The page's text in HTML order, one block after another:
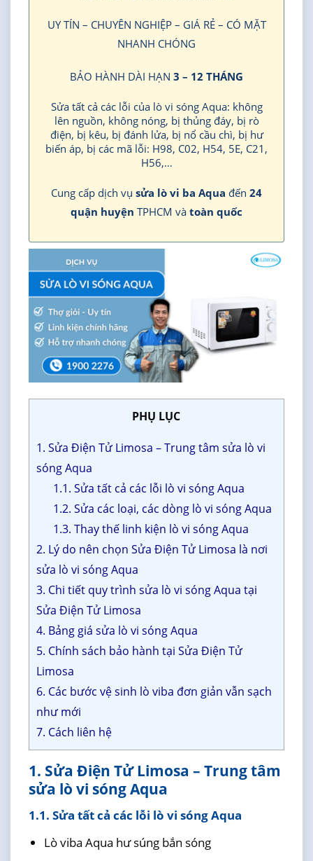
UY TÍN – CHUYÊN NGHIỆP – GIÁ RẺ – CÓ MẶT
NHANH CHÓNG
BẢO HÀNH DÀI HẠN 3 – 12 THÁNG
Sửa tất cả các lỗi của lò vi sóng Aqua: không
lên nguồn, không nóng, bị thủng đáy, bị rò
điện, bị kêu, bị đánh lửa, bị nổ cầu chì, bị hư
biến áp, bị các mã lỗi: H98, C02, H54, 5E, C21,
H56,…
Cung cấp dịch vụ sửa lò vi ba Aqua đến 24
quận huyện TPHCM và toàn quốc
PHỤ LỤC
1. Sửa Điện Tử Limosa – Trung tâm sửa lò vi
sóng Aqua
1.1. Sửa tất cả các lỗi lò vi sóng Aqua
1.2. Sửa các loại, các dòng lò vi sóng Aqua
1.3. Thay thế linh kiện lò vi sóng Aqua
2. Lý do nên chọn Sửa Điện Tử Limosa là nơi
sửa lò vi sóng Aqua
3. Chi tiết quy trình sửa lò vi sóng Aqua tại
Sửa Điện Tử Limosa
4. Bảng giá sửa lò vi sóng Aqua
5. Chính sách bảo hành tại Sửa Điện Tử
Limosa
6. Các bước vệ sinh lò viba đơn giản vẫn sạch
như mới
7. Cách liên hệ
1. Sửa Điện Tử Limosa – Trung tâm
sửa lò vi sóng Aqua
1.1. Sửa tất cả các lỗi lò vi sóng Aqua
Lò viba Aqua hư súng bắn sóng